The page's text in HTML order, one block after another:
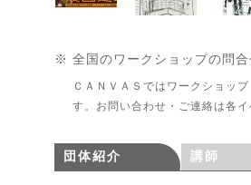
※ 全国のワークショップの問
ＣＡＮＶＡＳではワークショッ
す。お問い合わせ・ご連絡は各
団体紹介 講師